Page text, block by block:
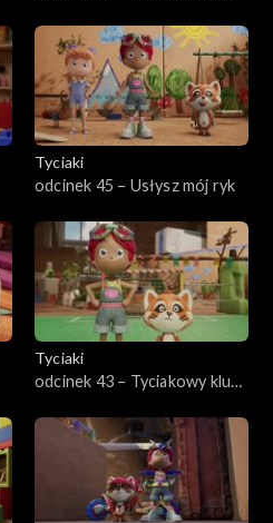
Tyciaki
odcinek 45 – Usłysz mój ryk
Tyciaki
odcinek 43 – Tyciakowy klub